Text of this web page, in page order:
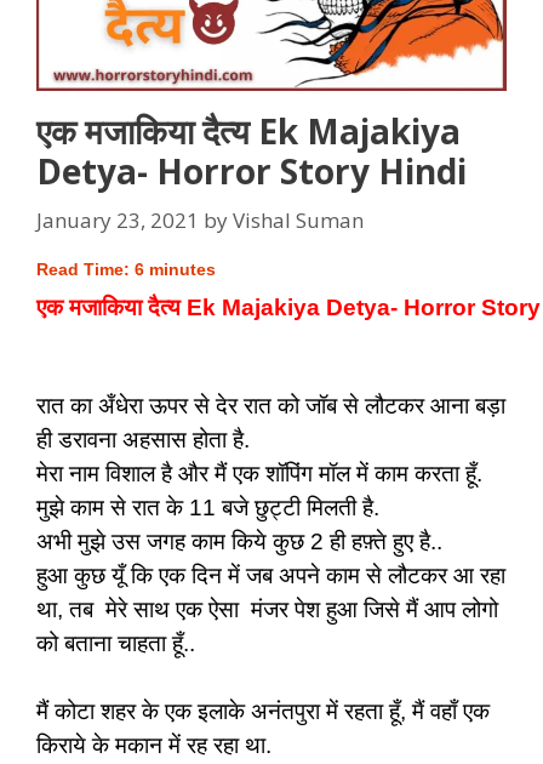
एक मजाकिया दैत्य Ek Majakiya
Detya- Horror Story Hindi
January 23, 2021 byVishal Suman
Read Time: 6 minutes
एक मजाकिया दैत्य Ek Majakiya Detya- Horror
रात का अँधेरा ऊपर से देर रात को जॉब से लौटकर आना बड़ा
ही डरावना अहसास होता है.
मेरा नाम विशाल है और मैं एक शॉपिंग मॉल में काम करता हूँ.
मुझे काम से रात के 11 बजे छुट्टी मिलती है.
अभी मुझे उस जगह काम किये कुछ 2 ही हफ़्ते हुए है..
हुआ कुछ यूँ कि एक दिन में जब अपने काम से लौटकर आ रहा
था, तब मेरे साथ एक ऐसा मंजर पेश हुआ जिसे मैं आप लोगो
को बताना चाहता हूँ..
मैं कोटा शहर के एक इलाके अनंतपुरा में रहता हूँ, मैं वहाँ एक
किराये के मकान में रह रहा था.